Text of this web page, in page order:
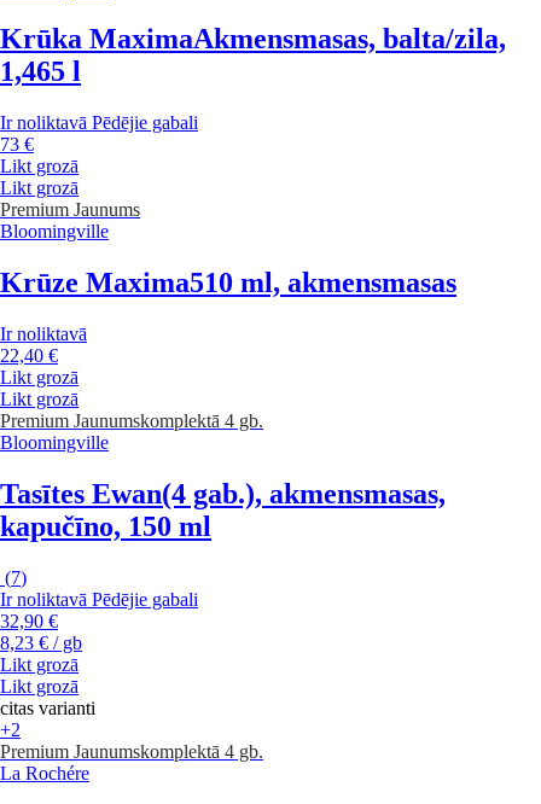
Krūka MaximaAkmensmasas, balta/zila,
1,465 l
Ir noliktavā Pēdējie gabali
73 €
Likt grozā
Likt grozā
Premium Jaunums
Bloomingville
Krūze Maxima510 ml, akmensmasas
Ir noliktavā
22,40 €
Likt grozā
Likt grozā
Premium Jaunumskomplektā 4 gb.
Bloomingville
Tasītes Ewan(4 gab.), akmensmasas,
kapučīno, 150 ml
(7)
Ir noliktavā Pēdējie gabali
32,90 €
8,23 € / gb
Likt grozā
Likt grozā
citas varianti
+2
Premium Jaunumskomplektā 4 gb.
La Rochére